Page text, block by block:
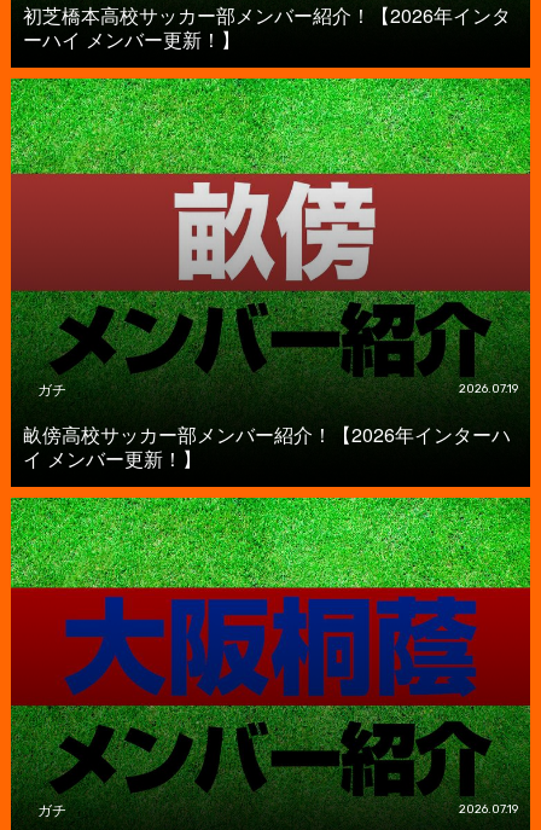
初芝橋本高校サッカー部メンバー紹介！【2026年インタ
ーハイ メンバー更新！】
ガチ 2026.07.19
畝傍高校サッカー部メンバー紹介！【2026年インターハ
イ メンバー更新！】
ガチ 2026.07.19